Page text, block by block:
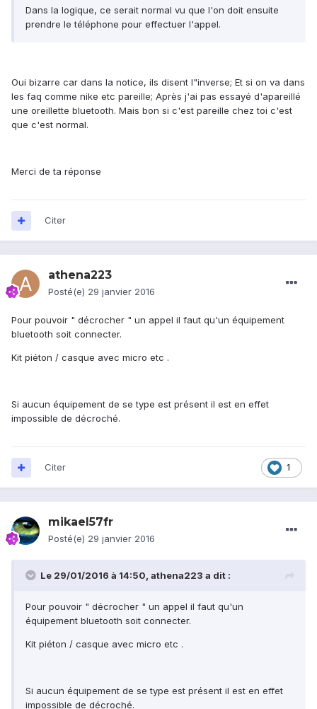
Dans la logique, ce serait normal vu que l'on doit ensuite
prendre le téléphone pour effectuer l'appel.
Oui bizarre car dans la notice, ils disent l"inverse; Et si on va dans
les faq comme nike etc pareille; Après j'ai pas essayé d'apareillé
une oreillette bluetooth. Mais bon si c'est pareille chez toi c'est
que c'est normal.
Merci de ta réponse
Citer
athena223
Posté(e) 29 janvier 2016
Pour pouvoir " décrocher " un appel il faut qu'un équipement
bluetooth soit connecter.
Kit piéton / casque avec micro etc .
Si aucun équipement de se type est présent il est en effet
impossible de décroché.
1
Citer
mikael57fr
Posté(e) 29 janvier 2016
Le 29/01/2016 à 14:50, athena223 a dit :
Pour pouvoir " décrocher " un appel il faut qu'un
équipement bluetooth soit connecter.
Kit piéton / casque avec micro etc .
Si aucun équipement de se type est présent il est en effet
impossible de décroché.